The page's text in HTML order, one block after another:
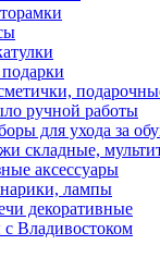
ручной работы
для ухода за
складные,
аксессуары
лампы
декоративные
Владивостоком